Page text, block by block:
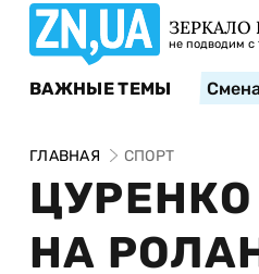
ЗЕРКАЛО
не подводим с
ВАЖНЫЕ ТЕМЫ
ГЛАВНАЯ СПОРТ
НА